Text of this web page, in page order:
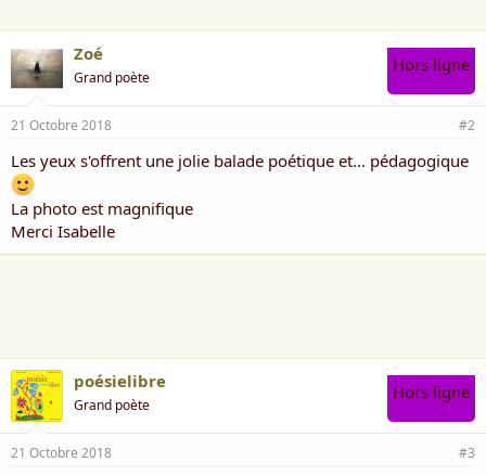
Zoé
Grand poète
Hors ligne
21 Octobre 2018 #2
Les yeux s'offrent une jolie balade poétique et... pédagogique
La photo est magnifique
Merci Isabelle
poésielibre
Grand poète
Hors ligne
21 Octobre 2018 #3